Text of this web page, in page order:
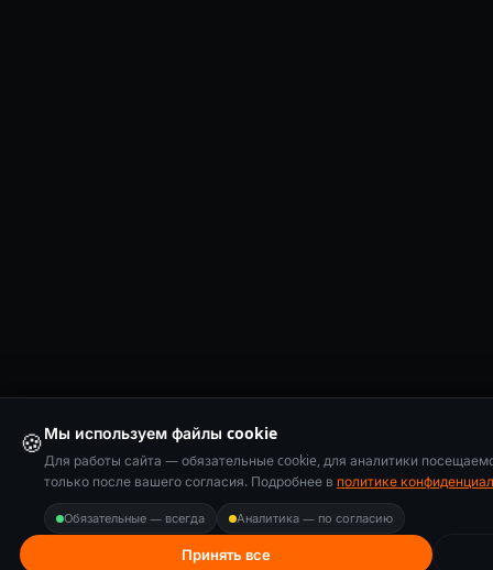
🍪Мы используем файлы cookie
Для работы сайта — обязательные cookie, для аналитики
только после вашего согласия. Подробнее в политике
Обязательные — всегда Аналитика — по согласию
Принять все